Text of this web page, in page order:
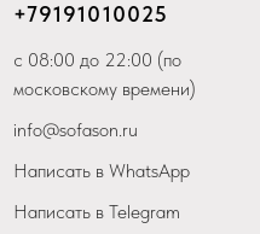
+79191010025
с 08:00 до 22:00 (по
московскому времени)
info@sofason.ru
Написать в WhatsApp
Написать в Telegram